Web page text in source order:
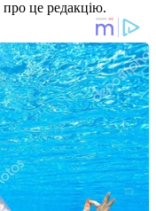
це редакцію.